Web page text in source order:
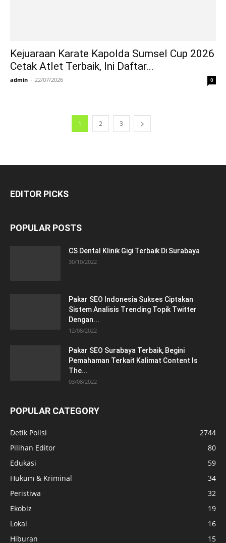
Kejuaraan Karate Kapolda Sumsel Cup 2026
Cetak Atlet Terbaik, Ini Daftar...
admin - 22/07/2026 0
1 2 3
EDITOR PICKS
POPULAR POSTS
CS Dental Klinik Gigi Terbaik Di Surabaya
30/10/2022
Pakar SEO Indonesia Sukses Ciptakan
Sistem Analisis Trending Topik Twitter
Dengan...
12/08/2022
Pakar SEO Surabaya Terbaik, Begini
Pemahaman Terkait Kalimat Content Is
The...
03/08/2022
POPULAR CATEGORY
Detik Polisi
2744
Pilihan Editor
80
Edukasi
59
Hukum & Kriminal
34
Peristiwa
32
Ekobiz
19
Lokal
16
Hiburan
15